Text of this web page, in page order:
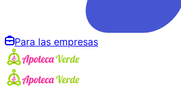
Para las empresas